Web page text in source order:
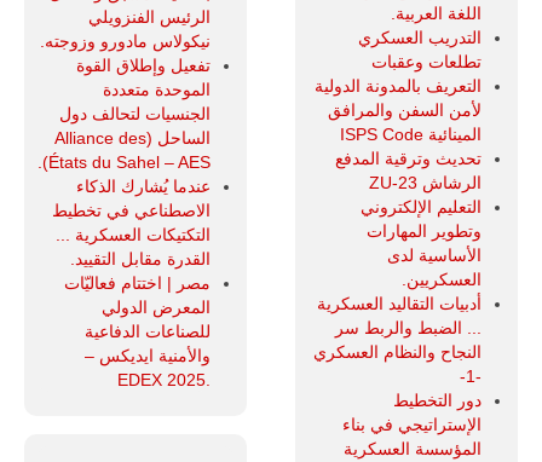
اللغة العربية.
التدريب العسكري
تطلعات وعقبات
التعريف بالمدونة الدولية
لأمن السفن والمرافق
المينائية ISPS Code
تحديث وترقية المدفع
الرشاش ZU-23
التعليم الإلكتروني
وتطوير المهارات
الأساسية لدى
العسكريين.
أدبيات التقاليد العسكرية
... الضبط والربط سر
النجاح والنظام العسكري
-1-
دور التخطيط
الإستراتيجي في بناء
المؤسسة العسكرية
الرئيس الفنزويلي
نيكولاس مادورو وزوجته.
تفعيل وإطلاق القوة
الموحدة متعددة
الجنسيات لتحالف دول
الساحل (Alliance des
États du Sahel – AES).
عندما يُشارك الذكاء
الاصطناعي في تخطيط
التكتيكات العسكرية ...
القدرة مقابل التقييد.
مصر | اختتام فعاليّات
المعرض الدولي
للصناعات الدفاعية
والأمنية ايديكس ‒